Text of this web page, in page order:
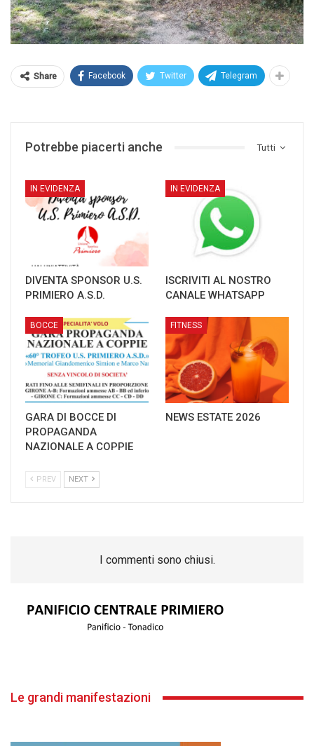
Share Facebook Twitter Telegram
Tutti
Potrebbe piacerti anche
IN EVIDENZA
DIVENTA SPONSOR U.S.
PRIMIERO A.S.D.
IN EVIDENZA
ISCRIVITI AL NOSTRO
CANALE WHATSAPP
BOCCE
GARA DI BOCCE DI
PROPAGANDA
NAZIONALE A COPPIE
FITNESS
NEWS ESTATE 2026
PREV NEXT
I commenti sono chiusi.
Le grandi manifestazioni